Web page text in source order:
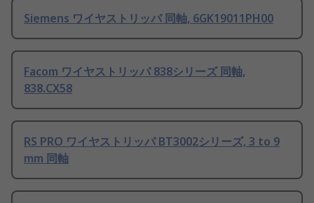
Siemens ワイヤストリッパ 同軸, 6GK19011PH00
Facom ワイヤストリッパ 838シリーズ 同軸,
838.CX58
RS PRO ワイヤストリッパ BT3002シリーズ, 3 to 9
mm 同軸